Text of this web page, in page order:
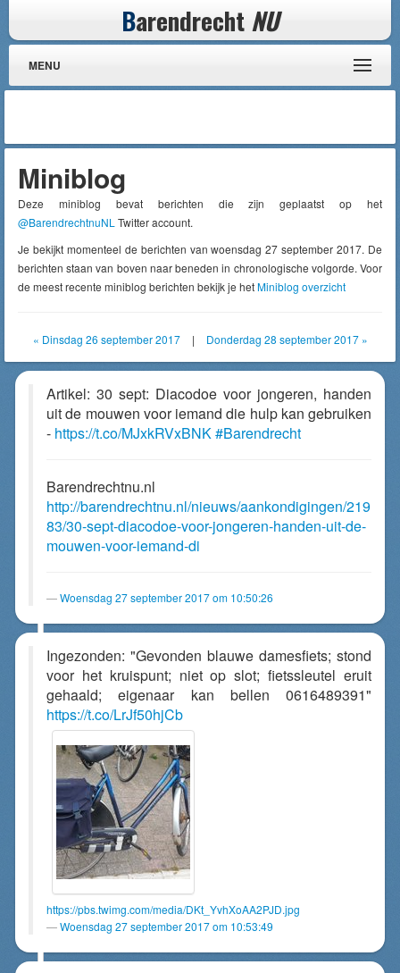
Barendrecht NU
MENU
Miniblog
Deze miniblog bevat berichten die zijn geplaatst op het
@BarendrechtnuNL Twitter account.
Je bekijkt momenteel de berichten van woensdag 27 september 2017. De
berichten staan van boven naar beneden in chronologische volgorde. Voor
de meest recente miniblog berichten bekijk je hetMiniblog overzicht
« Dinsdag 26 september 2017 | Donderdag 28 september 2017 »
Artikel: 30 sept: Diacodoe voor jongeren, handen
uit de mouwen voor iemand die hulp kan gebruiken
- https://t.co/MJxkRVxBNK#Barendrecht
Barendrechtnu.nl
http://barendrechtnu.nl/nieuws/aankondigingen/219
83/30-sept-diacodoe-voor-jongeren-handen-uit-de-
mouwen-voor-iemand-di
Woensdag 27 september 2017 om 10:50:26
Ingezonden: "Gevonden blauwe damesfiets; stond
voor het kruispunt; niet op slot; fietssleutel eruit
gehaald; eigenaar kan bellen 0616489391"
https://t.co/LrJf50hjCb
https://pbs.twimg.com/media/DKt_YvhXoAA2PJD.jpg
Woensdag 27 september 2017 om 10:53:49